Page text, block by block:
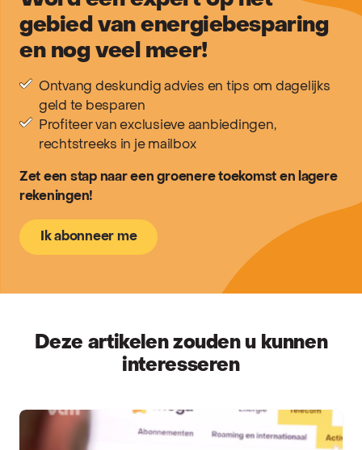
gebied van energiebesparing
en nog veel meer!
Ontvang deskundig advies en tips om dagelijks
geld te besparen
Profiteer van exclusieve aanbiedingen,
rechtstreeks in je mailbox
Zet een stap naar een groenere toekomst en lagere
rekeningen!
Ik abonneer me
Deze artikelen zouden u kunnen
interesseren